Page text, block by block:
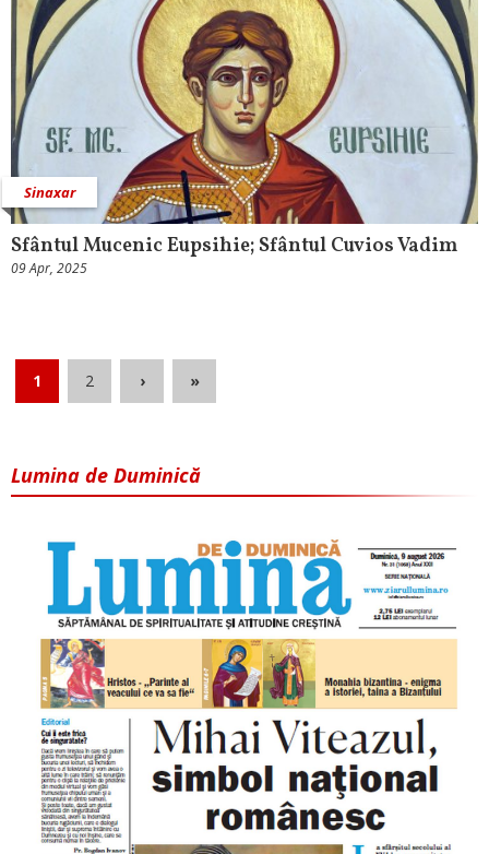
Sinaxar
Sfântul Mucenic Eupsihie; Sfântul Cuvios Vadim
09 Apr, 2025
1 2 › »
Lumina de Duminică